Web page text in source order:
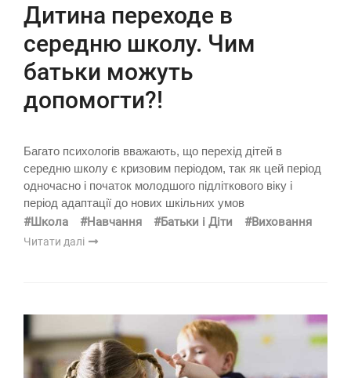
Дитина переходе в
середню школу. Чим
батьки можуть
допомогти?!
Багато психологів вважають, що перехід дітей в
середню школу є кризовим періодом, так як цей період
одночасно і початок молодшого підліткового віку і
період адаптації до нових шкільних умов
#Школа #Навчання #Батьки і Діти #Виховання
Читати далі